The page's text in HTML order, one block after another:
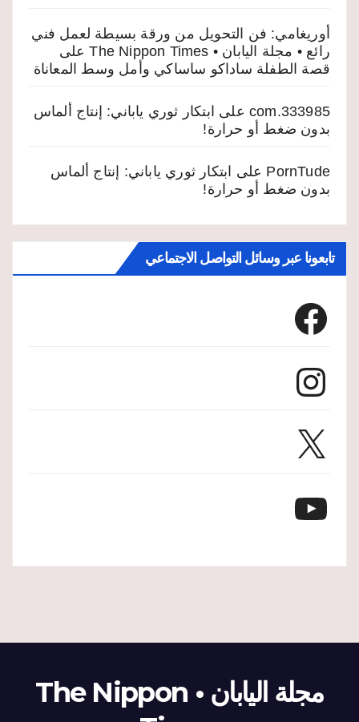
أوريغامي: فن التحويل من ورقة بسيطة لعمل فني
رائع • مجلة اليابان • The Nippon Times
على
قصة الطفلة ساداكو ساساكي وأمل وسط المعاناة
333985.com على ابتكار ثوري ياباني: إنتاج ألماس
بدون ضغط أو حرارة!
PornTude على ابتكار ثوري ياباني: إنتاج ألماس
بدون ضغط أو حرارة!
تابعونا عبر وسائل التواصل الاجتماعي
Facebook
Instagram
X
YouTube
مجلة اليابان • The Nippon